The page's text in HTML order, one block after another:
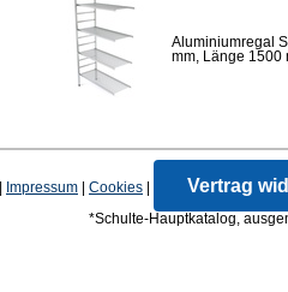
Aluminiumregal
mm, Länge 1500
Impressum Cookies Vertrag
*Schulte-Hauptkatalog,